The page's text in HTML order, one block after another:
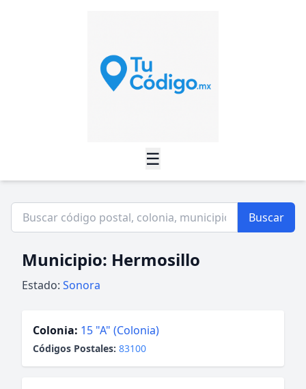
☰
Buscar
Municipio: Hermosillo
Estado: Sonora
Colonia: 15 "A" (Colonia)
Códigos Postales: 83100